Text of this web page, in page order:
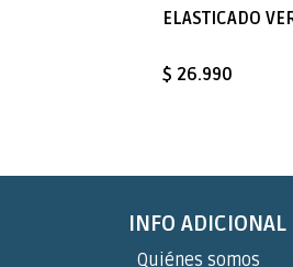
ELASTICADO
$ 26.990
INFO ADICIONAL
Quiénes somos